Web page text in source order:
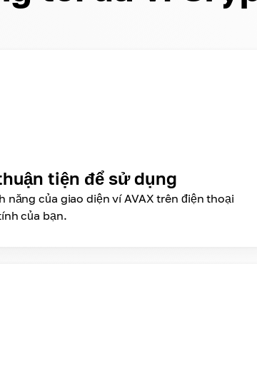
tiện để sử dụng
năng của giao diện ví AVAX trên điện thoại
của bạn.